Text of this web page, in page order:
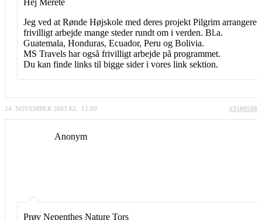
Jeg ved at Rønde Højskole med deres projekt Pilgrim arrangere
frivilligt arbejde mange steder rundt om i verden. Bl.a.
Guatemala, Honduras, Ecuador, Peru og Bolivia.
MS Travels har også frivilligt arbejde på programmet.
Du kan finde links til bigge sider i vores link sektion.
24. NOVEMBER 2003 KL. 12:00 #3500580
Anonym
Prøv Nepenthes Nature Tors